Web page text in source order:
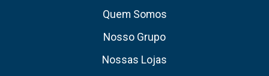
Quem Somos
Nosso Grupo
Nossas Lojas